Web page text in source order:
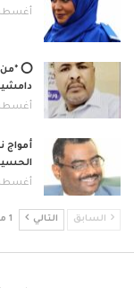
أغسطس 8,
⭕
أغسطس 7,
أمواج
أغسطس 7,
السابق التالي 1 من 3٬743